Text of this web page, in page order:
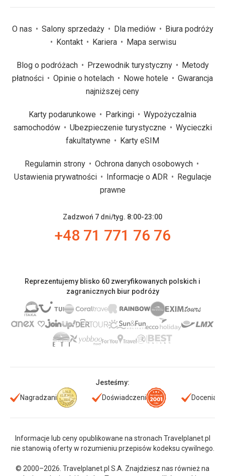
O nas Salony sprzedaży Dla mediów
Biura podróży
Kontakt
Kariera Mapa serwisu
Blog o podróżach Przewodnik turystyczny
Metody
płatności
Opinie o hotelach Nowe hotele
Gwarancja
najniższej ceny
Karty podarunkowe Parkingi
Wypożyczalnia
samochodów
Ubezpieczenie turystyczne
Wycieczki
fakultatywne
Karty eSIM
Regulamin strony
Ochrona danych osobowych
Ustawienia prywatności
Informacje o ADR
Regulacje
prawne
Zadzwoń 7 dni/tyg. 8:00-23:00
+48 71 771 76 76
Reprezentujemy blisko 60 zweryfikowanych polskich i
zagranicznych biur podróży
Jesteśmy:
Nagradzani
Doświadczeni Doceniani
Informacje lub ceny opublikowane na stronach Travelplanet.pl
nie stanowią oferty w rozumieniu przepisów kodeksu cywilnego.
© 2000–2026. Travelplanet.pl S.A. Znajdziesz nas również na